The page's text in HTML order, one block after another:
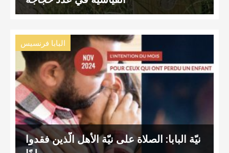
البابا فرنسيس
نيّة البابا: الصلاة على نيّة الأهل الّذين فقدوا